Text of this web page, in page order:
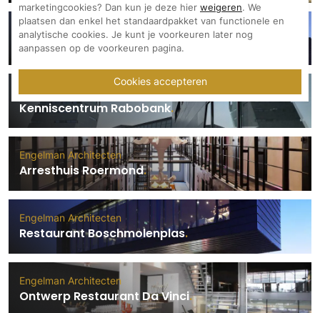
Wellness
Wijnkelder en wijnkasten
Engelman Architecten
Villa Duinenberg
Engelman Architecten
Kenniscentrum Rabobank
Engelman Architecten
Arresthuis Roermond
Engelman Architecten
Restaurant Boschmolenplas
Engelman Architecten
Ontwerp Restaurant Da Vinci
marketingcookies? Dan kun je deze hier weigeren. We
plaatsen dan enkel het standaardpakket van functionele en
analytische cookies. Je kunt je voorkeuren later nog
aanpassen op de voorkeuren pagina.
Cookies accepteren